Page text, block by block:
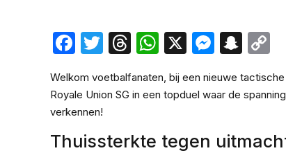
Facebook
Twitter
Threads
WhatsApp
X
Welkom voetbalfanaten, bij een nieuwe
Royale Union SG in een topduel waar de
verkennen!
Thuissterkte tegen